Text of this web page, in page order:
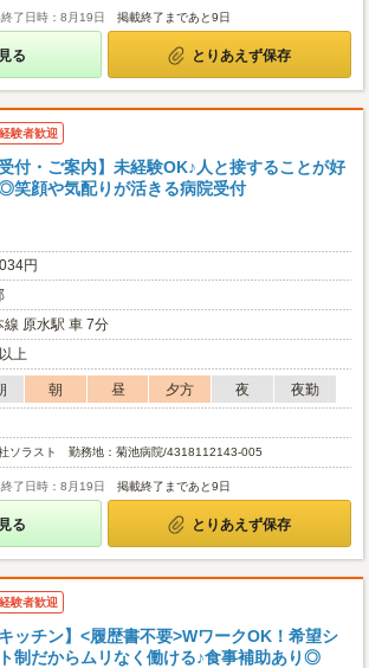
了日時：8月19日 掲載終了まであと9日
る とりあえず保存
験者歓迎
受付・ご案内】未経験OK♪人と接することが好
笑顔や気配りが活きる病院受付
円
線 原水駅 車 7分
上
朝 昼 夕方 夜
夜勤
ソラスト 勤務地：菊池病院/4318112143-005
了日時：8月19日 掲載終了まであと9日
る とりあえず保存
験者歓迎
キッチン】<履歴書不要>WワークOK！希望シ
制だからムリなく働ける♪食事補助あり◎